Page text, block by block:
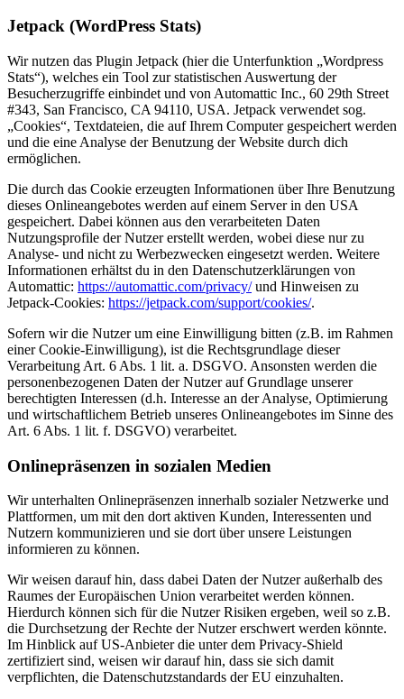
Jetpack (WordPress Stats)
Wir nutzen das Plugin Jetpack (hier die Unterfunktion „Wordpress
Stats“), welches ein Tool zur statistischen Auswertung der
Besucherzugriffe einbindet und von Automattic Inc., 60 29th Street
#343, San Francisco, CA 94110, USA. Jetpack verwendet sog.
„Cookies“, Textdateien, die auf Ihrem Computer gespeichert werden
und die eine Analyse der Benutzung der Website durch dich
ermöglichen.
Die durch das Cookie erzeugten Informationen über Ihre Benutzung
dieses Onlineangebotes werden auf einem Server in den USA
gespeichert. Dabei können aus den verarbeiteten Daten
Nutzungsprofile der Nutzer erstellt werden, wobei diese nur zu
Analyse- und nicht zu Werbezwecken eingesetzt werden. Weitere
Informationen erhältst du in den Datenschutzerklärungen von
Automattic: https://automattic.com/privacy/und Hinweisen zu
Jetpack-Cookies: https://jetpack.com/support/cookies/.
Sofern wir die Nutzer um eine Einwilligung bitten (z.B. im Rahmen
einer Cookie-Einwilligung), ist die Rechtsgrundlage dieser
Verarbeitung Art. 6 Abs. 1 lit. a. DSGVO. Ansonsten werden die
personenbezogenen Daten der Nutzer auf Grundlage unserer
berechtigten Interessen (d.h. Interesse an der Analyse, Optimierung
und wirtschaftlichem Betrieb unseres Onlineangebotes im Sinne des
Art. 6 Abs. 1 lit. f. DSGVO) verarbeitet.
Onlinepräsenzen in sozialen Medien
Wir unterhalten Onlinepräsenzen innerhalb sozialer Netzwerke und
Plattformen, um mit den dort aktiven Kunden, Interessenten und
Nutzern kommunizieren und sie dort über unsere Leistungen
informieren zu können.
Wir weisen darauf hin, dass dabei Daten der Nutzer außerhalb des
Raumes der Europäischen Union verarbeitet werden können.
Hierdurch können sich für die Nutzer Risiken ergeben, weil so z.B.
die Durchsetzung der Rechte der Nutzer erschwert werden könnte.
Im Hinblick auf US-Anbieter die unter dem Privacy-Shield
zertifiziert sind, weisen wir darauf hin, dass sie sich damit
verpflichten, die Datenschutzstandards der EU einzuhalten.